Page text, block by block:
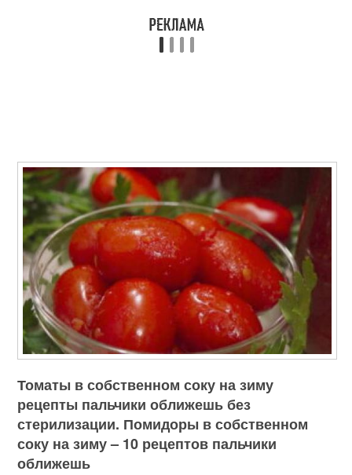
Томаты в собственном соку на зиму
рецепты пальчики оближешь без
стерилизации. Помидоры в собственном
соку на зиму – 10 рецептов пальчики
оближешь